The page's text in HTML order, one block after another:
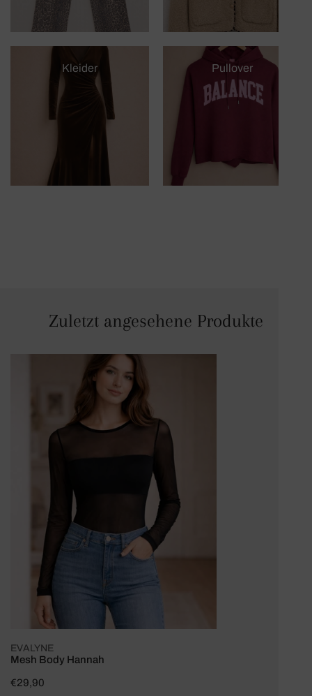
moderner Oversize-Look.
Bei Größen
42 bis 46
sitzt das Kleidungsstück
weiterhin bequem und lässig, wirkt jedoch etwas
weniger oversized.
Hosen & Jeans
Viele unserer Hosenmodelle werden direkt in den klassischen
Damengrößen angeboten:
34, 36, 38, 40, 42, 44, 46 und 48
Kleider Pullover
Zuletzt angesehene Produkte
EVALYNE
Mesh Body Hannah
Regulärer
€29,90